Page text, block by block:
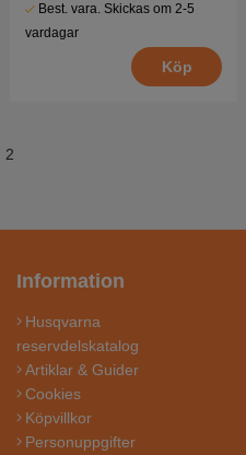
Best. vara. Skickas om 2-5
vardagar
Köp
2
Information
Husqvarna
reservdelskatalog
Artiklar & Guider
Cookies
Köpvillkor
Personuppgifter